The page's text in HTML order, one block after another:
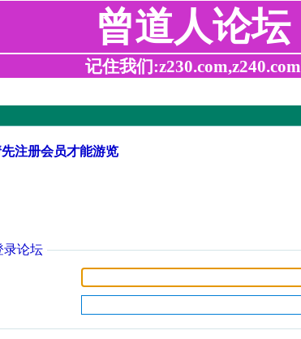
曾道人论坛
记住我们:z230.com,z240.com
注册会员才能游览
录论坛